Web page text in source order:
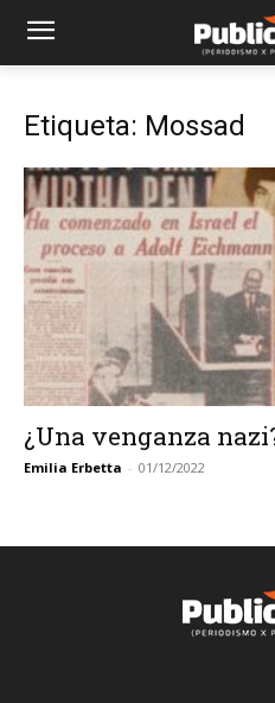
Etiqueta: Mossad
¿Una venganza
Emilia Erbetta - 01/12/2022